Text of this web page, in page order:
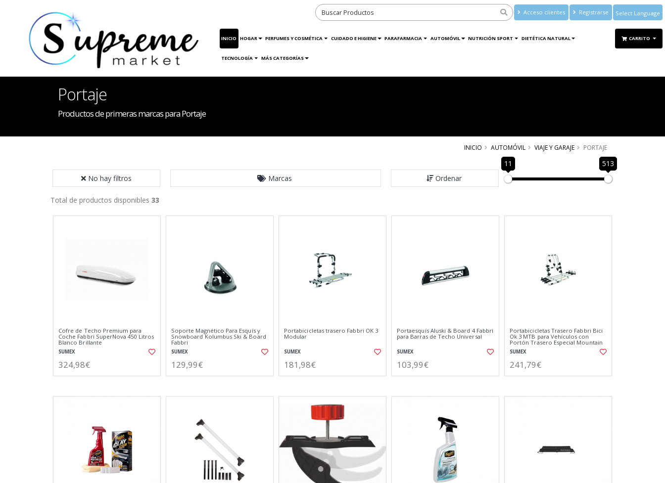
Acceso clientes Registrarse
Translate
INICIO HOGAR PERFUMES Y COSMÉTICA CUIDADO E HIGIENE PARAFARMACIA AUTOMÓVIL NUTRICIÓN SPORT DIETÉTICA NATURAL
TECNOLOGÍA MÁS CATEGORÍAS
CARRITO
Portaje
Productos de primeras marcas para Portaje
INICIO AUTOMÓVIL VIAJE Y GARAJE PORTAJE
No hay filtros Marcas Ordenar
11 513
Total de productos disponibles 33
Cofre de Techo Premium para
Coche Fabbri SuperNova 450 Litros
Blanco Brillante
SUMEX
324,98€
Soporte Magnético Para Esquís y
Snowboard Kolumbus Ski & Board
Fabbri
SUMEX
129,99€
Portabicicletas trasero Fabbri OK 3
Modular
SUMEX
181,98€
Portaesquís Aluski & Board 4 Fabbri
para Barras de Techo Universal
SUMEX
103,99€
Portabicicletas Trasero Fabbri Bici
Ok 3 MTB para Vehículos con
Portón Trasero Especial Mountain
Bike
SUMEX
241,79€